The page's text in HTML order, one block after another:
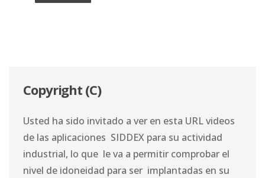
Copyright (C)
Usted ha sido invitado a ver en esta URL videos
de las aplicaciones SIDDEX para su actividad
industrial, lo que le va a permitir comprobar el
nivel de idoneidad para ser implantadas en su